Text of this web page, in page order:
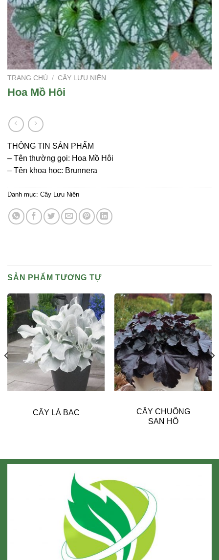
TRANG CHỦ / CÂY LƯU NIÊN
Hoa Mồ Hôi
THÔNG TIN SẢN PHẨM
– Tên thường gọi: Hoa Mồ Hôi
– Tên khoa học: Brunnera
Danh mục: Cây Lưu Niên
SẢN PHẨM TƯƠNG TỰ
CÂY LÁ BẠC
CÂY CHUÔNG
SAN HÔ